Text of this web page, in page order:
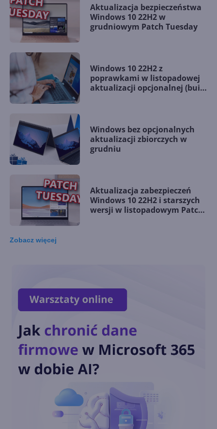
Aktualizacja bezpieczeństwa
Windows 10 22H2 w
grudniowym Patch Tuesday
Windows 10 22H2 z
poprawkami w listopadowej
aktualizacji opcjonalnej (build
Windows bez opcjonalnych
aktualizacji zbiorczych w
grudniu
Aktualizacja zabezpieczeń
Windows 10 22H2 i starszych
wersji w listopadowym Patch
pobranie Paint 3D
Przedłużone wsparcie
konsumentów. Ile będzie
kosztować?
Zobacz więcej